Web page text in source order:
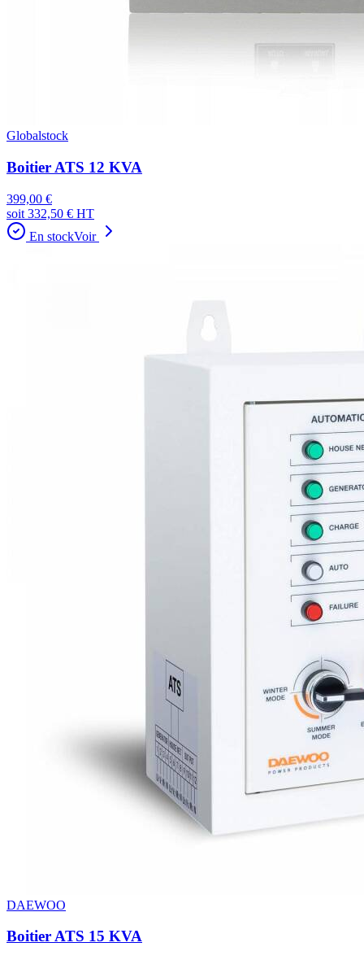
Globalstock
Boitier ATS 12 KVA
399,00 €
soit 332,50 € HT
En stockVoir
DAEWOO
Boitier ATS 15 KVA